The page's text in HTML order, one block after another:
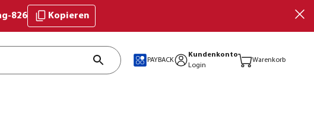
826 Kopieren
PAYBACK
Kundenkonto
Login
Warenkorb